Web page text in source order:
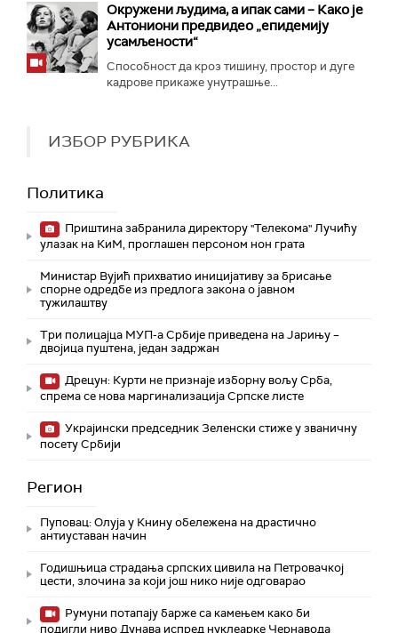
Окружени људима, а ипак сами – Како је
Антониони предвидео „епидемију
усамљености“
Способност да кроз тишину, простор и дуге
кадрове прикаже унутрашње...
ИЗБОР РУБРИКА
Политика
Приштина забранила директору "Телекома" Лучићу
улазак на КиМ, проглашен персоном нон грата
Министар Вујић прихватио иницијативу за брисање
спорне одредбе из предлога закона o јавном
тужилаштву
Три полицајца МУП-а Србије приведена на Јарињу –
двојица пуштена, један задржан
Дрецун: Курти не признаје изборну вољу Срба,
спрема се нова маргинализација Српске листе
Украјински председник Зеленски стиже у званичну
посету Србији
Регион
Пуповац: Олуја у Книну обележена на драстично
антиуставан начин
Годишњица страдања српских цивила на Петровачкој
цести, злочина за који још нико није одговарао
Румуни потапају барже са камењем како би
подигли ниво Дунава испред нуклеарке Чернавода